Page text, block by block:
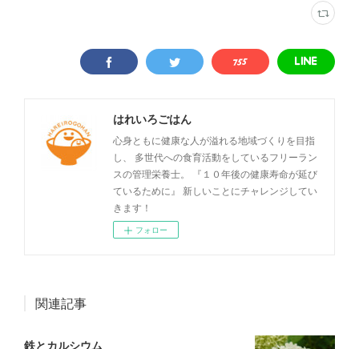
はれいろごはん
心身ともに健康な人が溢れる地域づくりを目指
し、 多世代への食育活動をしているフリーラン
スの管理栄養士。 『１０年後の健康寿命が延び
ているために』 新しいことにチャレンジしてい
きます！
フォロー
関連記事
鉄とカルシウム